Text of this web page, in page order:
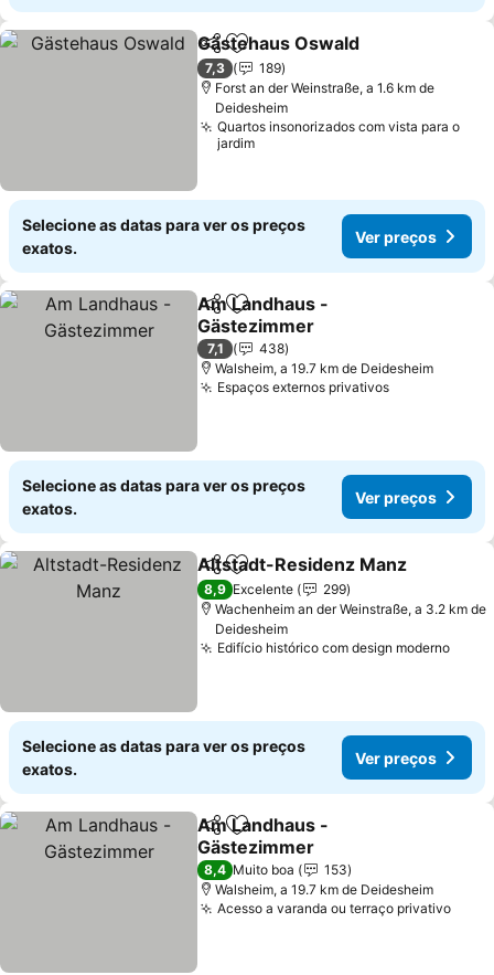
PartilharAdicionar aos favoritos
Gästehaus Oswald
7,3
189
Forst an der Weinstraße, a 1.6 km de
Deidesheim
Quartos insonorizados com vista para o
jardim
Selecione as datas para ver os preços
exatos.
Ver preços
PartilharAdicionar aos favoritos
Am Landhaus -
Gästezimmer
7,1
438
Walsheim, a 19.7 km de Deidesheim
Espaços externos privativos
Selecione as datas para ver os preços
exatos.
Ver preços
PartilharAdicionar aos favoritos
Altstadt-Residenz Manz
8,9 Excelente
299
Wachenheim an der Weinstraße, a 3.2 km de
Deidesheim
Edifício histórico com design moderno
Selecione as datas para ver os preços
exatos.
Ver preços
PartilharAdicionar aos favoritos
Am Landhaus -
Gästezimmer
8,4 Muito boa
153
Walsheim, a 19.7 km de Deidesheim
Acesso a varanda ou terraço privativo